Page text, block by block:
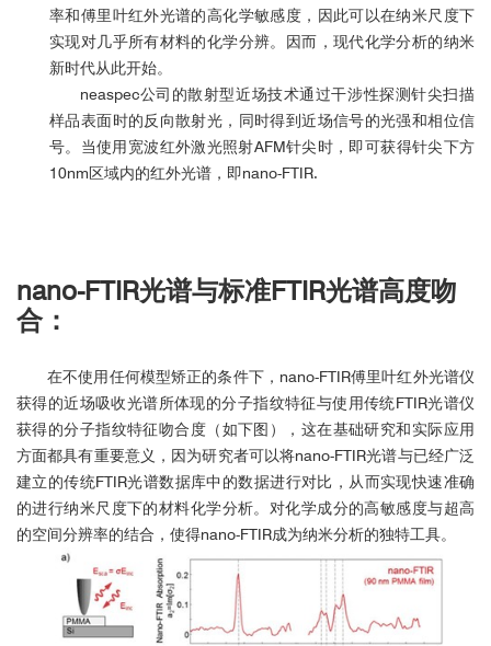
率和傅里叶红外光谱的高化学敏感度，因此可以在纳米尺度下
实现对几乎所有材料的化学分辨。因而，现代化学分析的纳米
新时代从此开始。
neaspec公司的散射型近场技术通过干涉性探测针尖扫描
样品表面时的反向散射光，同时得到近场信号的光强和相位信
号。当使用宽波红外激光照射AFM针尖时，即可获得针尖下方
10nm区域内的红外光谱，即nano-FTIR.
nano-FTIR光谱与标准FTIR光谱高度吻
合：
在不使用任何模型矫正的条件下，nano-FTIR傅里叶红外光谱仪
获得的近场吸收光谱所体现的分子指纹特征与使用传统FTIR光谱仪
获得的分子指纹特征吻合度（如下图），这在基础研究和实际应用
方面都具有重要意义，因为研究者可以将nano-FTIR光谱与已经广泛
建立的传统FTIR光谱数据库中的数据进行对比，从而实现快速准确
的进行纳米尺度下的材料化学分析。对化学成分的高敏感度与超高
的空间分辨率的结合，使得nano-FTIR成为纳米分析的独特工具。